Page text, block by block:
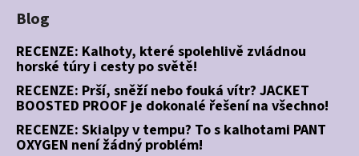
Blog
RECENZE: Kalhoty, které spolehlivě zvládnou
horské túry i cesty po světě!
RECENZE: Prší, sněží nebo fouká vítr? JACKET
BOOSTED PROOF je dokonalé řešení na všechno!
RECENZE: Skialpy v tempu? To s kalhotami PANT
OXYGEN není žádný problém!